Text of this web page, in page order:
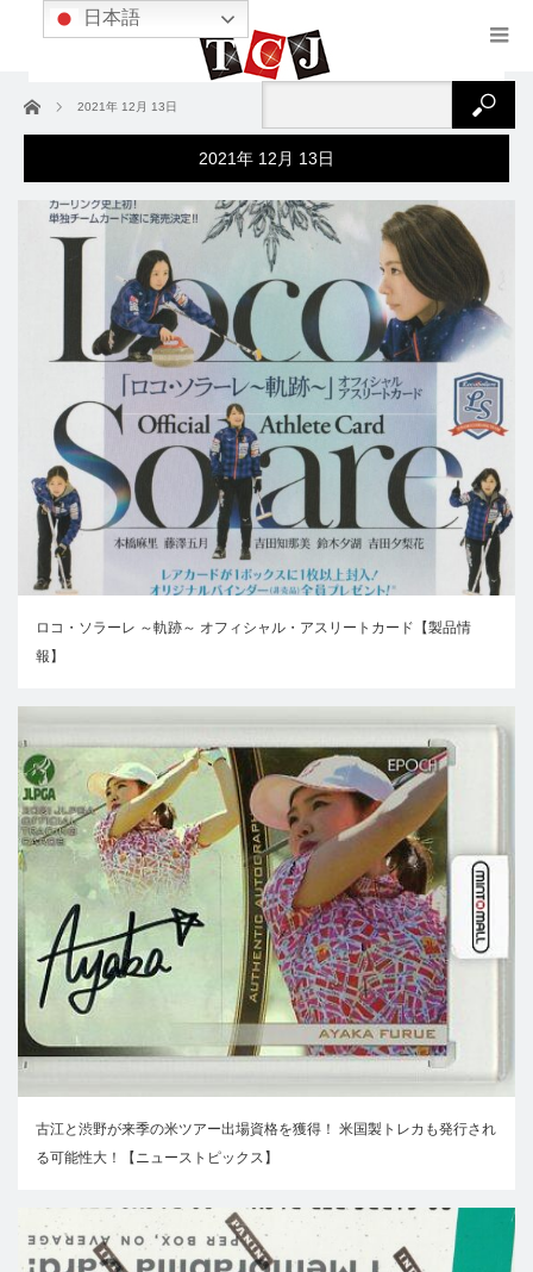
ホーム 2021年 12月 13日
2021年 12月 13日
ロコ・ソラーレ ～軌跡～ オフィシャル・アスリートカード【製品情
報】
古江と渋野が来季の米ツアー出場資格を獲得！ 米国製トレカも発行され
る可能性大！【ニューストピックス】
日本語